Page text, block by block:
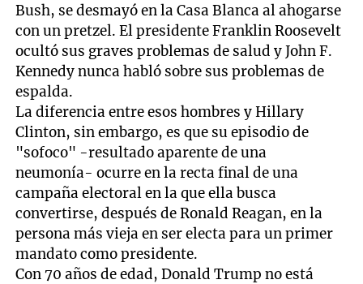
Bush, se desmayó en la Casa Blanca al ahogarse
con un pretzel. El presidente Franklin Roosevelt
ocultó sus graves problemas de salud y John F.
Kennedy nunca habló sobre sus problemas de
espalda.
La diferencia entre esos hombres y Hillary
Clinton, sin embargo, es que su episodio de
"sofoco" -resultado aparente de una
neumonía- ocurre en la recta final de una
campaña electoral en la que ella busca
convertirse, después de Ronald Reagan, en la
persona más vieja en ser electa para un primer
mandato como presidente.
Con 70 años de edad, Donald Trump no está